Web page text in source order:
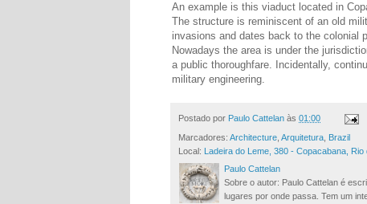
An example is this viaduct located in
The structure is reminiscent of an old
invasions and dates back to the colonial
Nowadays the area is under the
a public thoroughfare. Incidentally,
military engineering.
Postado por Paulo Cattelan às 01:00
Marcadores: Architecture, Arquitetura, Brazil
Local: Ladeira do Leme, 380 - Copacabana,
Paulo Cattelan
Sobre o autor: Paulo Cattelan é
lugares por onde passa. Tem um